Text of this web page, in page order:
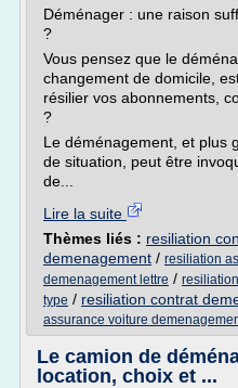
Déménager : une raison
?
Vous pensez que le
changement de domicile,
résilier vos abonnements,
?
Le déménagement, et plus
de situation, peut être
de...
Lire la suite
Thèmes liés : resiliation
demenagement / resiliation
demenagement lettre /
type / resiliation contrat
assurance voiture
Le camion de
location, choix et ...